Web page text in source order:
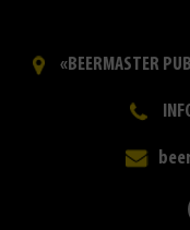
«BEERMASTER